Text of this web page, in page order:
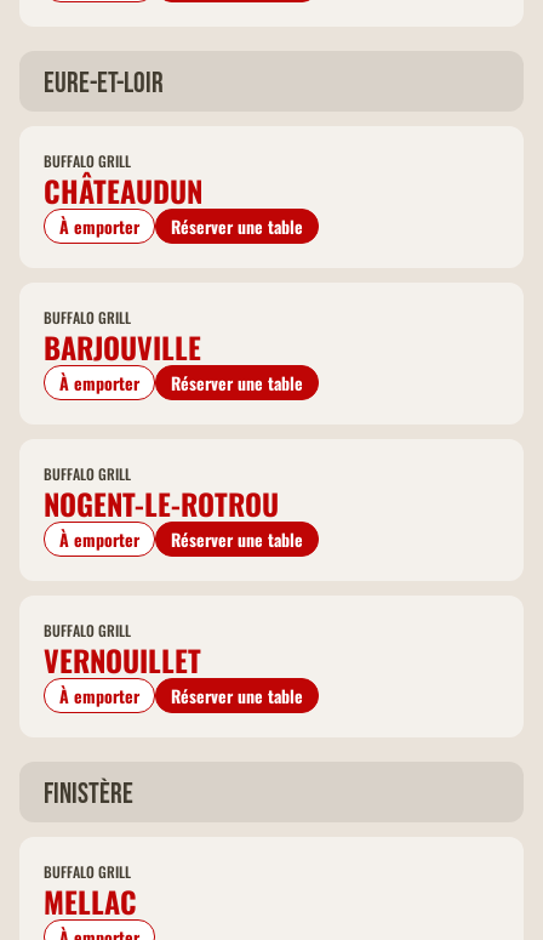
Eure-et-Loir
BUFFALO GRILL
CHÂTEAUDUN
À emporter Réserver une table
BUFFALO GRILL
BARJOUVILLE
À emporter Réserver une table
BUFFALO GRILL
NOGENT-LE-ROTROU
À emporter Réserver une table
BUFFALO GRILL
VERNOUILLET
À emporter Réserver une table
Finistère
BUFFALO GRILL
MELLAC